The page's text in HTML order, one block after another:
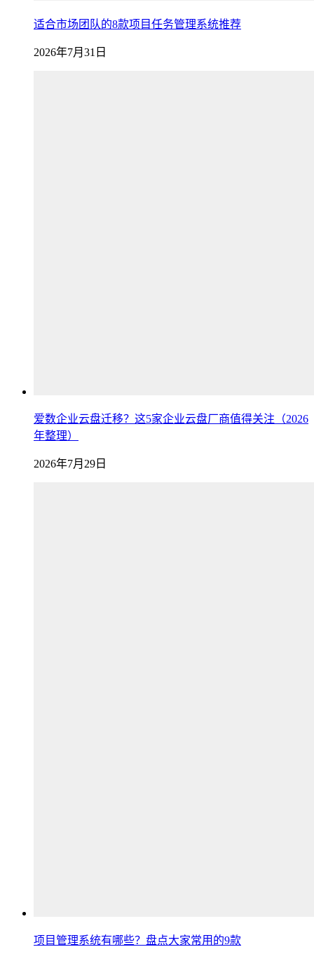
适合市场团队的8款项目任务管理系统推荐
2026年7月31日
爱数企业云盘迁移？这5家企业云盘厂商值得关注（2026
年整理）
2026年7月29日
项目管理系统有哪些？盘点大家常用的9款